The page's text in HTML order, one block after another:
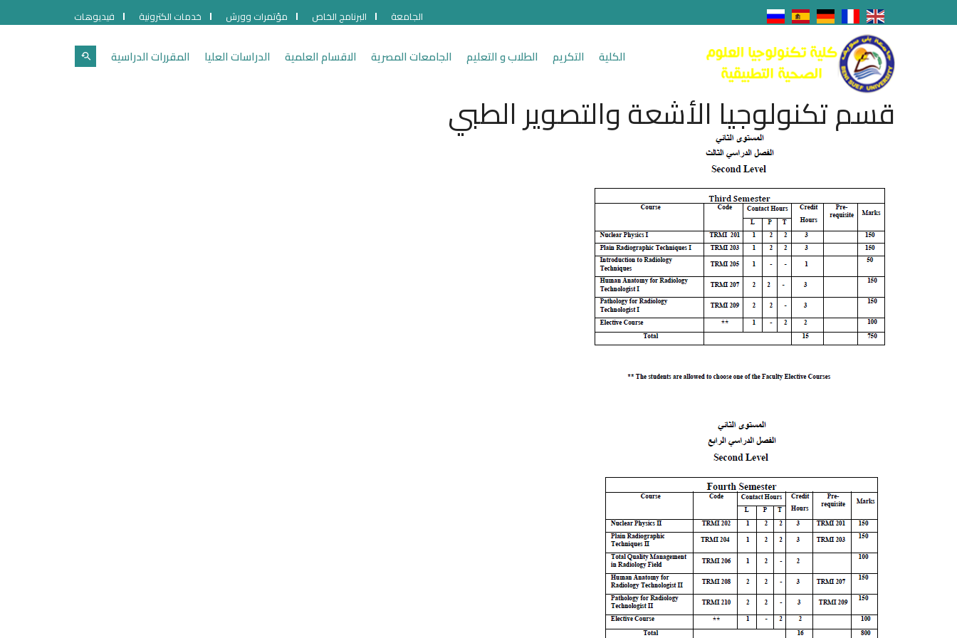
الجامعة البرنامج الخاص مؤتمرات وورش خدمات الكترونية فيديوهات
الكلية التكريم الطلاب و التعليم الجامعات المصرية الاقسام العلمية الدراسات العليا المقررات الدراسية
قسم تكنولوجيا الأشعة والتصوير الطبي